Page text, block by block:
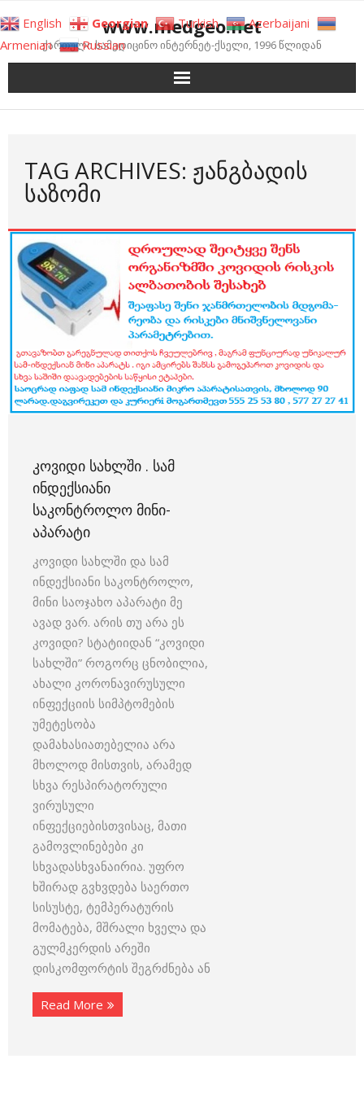
to
content
www.medgeo.net
ქართული სამედიცინო ინტერნეტ-ქსელი, 1996 წლიდან
TAG ARCHIVES: ᲟᲐᲜᲒᲑᲐᲓᲘᲡ
ᲡᲐᲖᲝᲛᲘ
ᲙᲝᲕᲘᲓᲘ ᲡᲐᲮᲚᲨᲘ . ᲡᲐᲛ
ᲘᲜᲓᲔᲥᲡᲘᲐᲜᲘ
ᲡᲐᲙᲝᲜᲢᲠᲝᲚᲝ ᲛᲘᲜᲘ-
ᲐᲞᲐᲠᲐᲢᲘ
კოვიდი სახლში და სამ
ინდექსიანი საკონტროლო,
მინი საოჯახო აპარატი მე
ავად ვარ. არის თუ არა ეს
კოვიდი? სტატიიდან “კოვიდი
სახლში” როგორც ცნობილია,
ახალი კორონავირუსული
ინფექციის სიმპტომების
უმეტესობა
დამახასიათებელია არა
მხოლოდ მისთვის, არამედ
სხვა რესპირატორული
ვირუსული
ინფექციებისთვისაც, მათი
გამოვლინებები კი
სხვადასხვანაირია. უფრო
ხშირად გვხვდება საერთო
სისუსტე, ტემპერატურის
მომატება, მშრალი ხველა და
გულმკერდის არეში
დისკომფორტის შეგრძნება ან
Read More
English Georgian Turkish
Azerbaijani
Armenian
Russian